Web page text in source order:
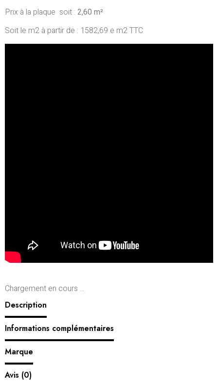
Prix à la plaque soit : 2,60 m²
Soit le m2 à partir de : 1582,69 e m2 TTC
Chargement en cours ...
Description
Informations complémentaires
Marque
Avis (0)